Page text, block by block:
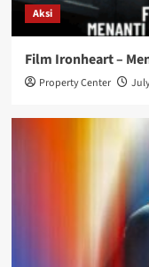
Aksi
Film Ironheart –
Property Center